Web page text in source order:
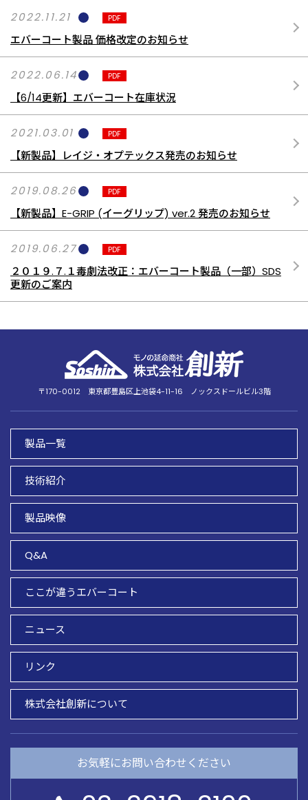
2022.11.21 PDF
エバーコート製品 価格改定のお知らせ
2022.06.14 PDF
【6/14更新】エバーコート在庫状況
2021.03.01 PDF
【新製品】レイジ・オプテックス発売のお知らせ
2019.08.26 PDF
【新製品】E-GRIP (イーグリップ) ver.2 発売のお知らせ
2019.06.27 PDF
２０１９.７.１毒劇法改正：エバーコート製品（一部）SDS
更新のご案内
〒170-0012 東京都豊島区上池袋4-11-16 ノックスドールビル3階
製品一覧
技術紹介
製品映像
Q&A
ここが違うエバーコート
ニュース
リンク
株式会社創新について
お気軽にお問い合わせください